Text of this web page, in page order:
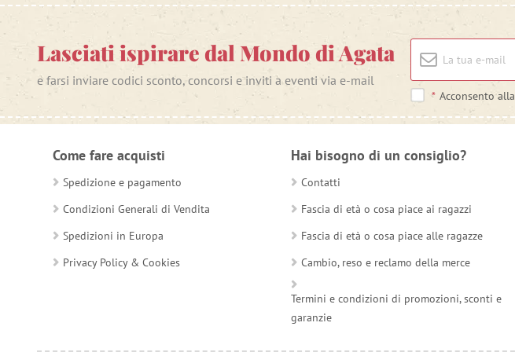
Lasciati ispirare dal Mondo di Agata
e farsi inviare codici sconto, concorsi e inviti a eventi via e-mail
* Acconsento alla
Come fare acquisti
Spedizione e pagamento
Condizioni Generali di Vendita
Spedizioni in Europa
Privacy Policy & Cookies
Hai bisogno di un consiglio?
Contatti
Fascia di età o cosa piace ai ragazzi
Fascia di età o cosa piace alle ragazze
Cambio, reso e reclamo della merce
Termini e condizioni di promozioni, sconti e
garanzie